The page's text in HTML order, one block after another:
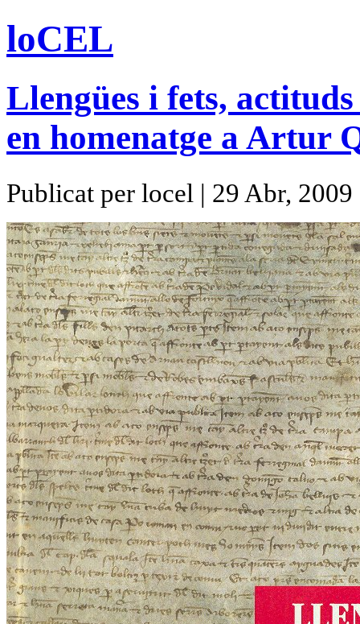
loCEL
Llengües i fets,
en homenatge a Artur
Publicat per locel | 29 Abr, 2009